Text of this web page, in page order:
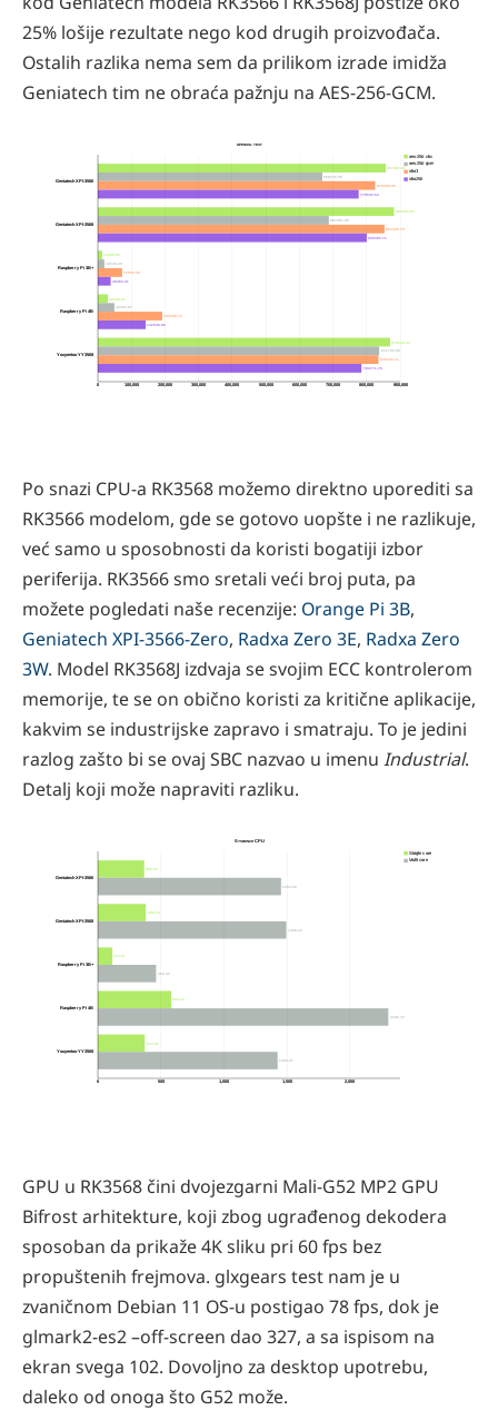
25% lošije rezultate nego kod drugih proizvođača.
Ostalih razlika nema sem da prilikom izrade imidža
Geniatech tim ne obraća pažnju na AES-256-GCM.
857281.81
881584.81
13309.95
30168.41
870116.43
668215.98
687691.09
19529.29
49425.07
837705.86
825688.06
853328.79
72533.45
191868.15
835426.11
776502.64
800385.71
38360.41
142540.80
784771.76
openssl test
0 100,000 200,000 300,000 400,000 500,000 600,000 700,000 800,000 900,000
Geniatech XPI-3566
Geniatech XPI-3568
Raspberry Pi 3B+
Raspberry Pi 4B
Youyeetoo YY3568
aes-256-cbc
aes-256-gcm
sha1
sha256
Po snazi CPU-a RK3568 možemo direktno uporediti sa
RK3566 modelom, gde se gotovo uopšte i ne razlikuje,
već samo u sposobnosti da koristi bogatiji izbor
periferija. RK3566 smo sretali veći broj puta, pa
možete pogledati naše recenzije: Orange Pi 3B,
Geniatech XPI-3566-Zero, Radxa Zero 3E, Radxa Zero
3W. Model RK3568J izdvaja se svojim ECC kontrolerom
memorije, te se on obično koristi za kritične aplikacije,
kakvim se industrijske zapravo i smatraju. To je jedini
razlog zašto bi se ovaj SBC nazvao u imenu Industrial.
Detalj koji može napraviti razliku.
368.25
381.10
115.67
583.14
372.81
1454.50
1496.10
462.42
2305.72
1426.97
Sysbench CPU
0 500 1,000 1,500 2,000
Geniatech XPI-3566
Geniatech XPI-3568
Raspberry Pi 3B+
Raspberry Pi 4B
Youyeetoo YY3568
Single core
Multi core
GPU u RK3568 čini dvojezgarni Mali-G52 MP2 GPU
Bifrost arhitekture, koji zbog ugrađenog dekodera
sposoban da prikaže 4K sliku pri 60 fps bez
propuštenih frejmova. glxgears test nam je u
zvaničnom Debian 11 OS-u postigao 78 fps, dok je
glmark2-es2 –off-screen dao 327, a sa ispisom na
ekran svega 102. Dovoljno za desktop upotrebu,
daleko od onoga što G52 može.